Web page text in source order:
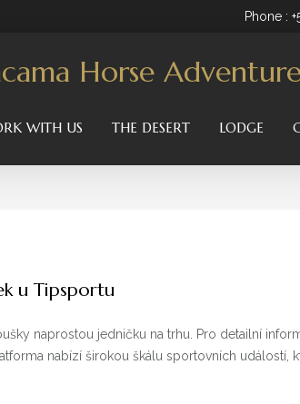
Phone :
WITH US THE DESERT LODGE
u Tipsportu
naprostou jedničku na trhu. Pro detailní
nabízí širokou škálu sportovních událostí,